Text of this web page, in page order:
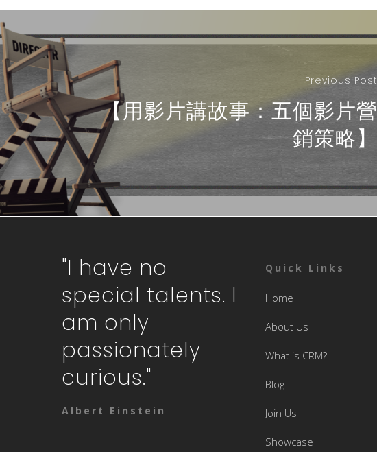
Previous Post
【用影片講故事：五個影片營
銷策略】
"I have no
special talents. I
am only
passionately
curious."
Albert Einstein
Quick Links
Home
About Us
What is CRM?
Blog
Join Us
Showcase